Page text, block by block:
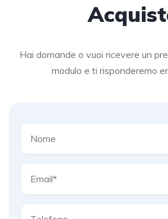
Hai domande o vuoi ricevere un
modulo e ti risponderemo